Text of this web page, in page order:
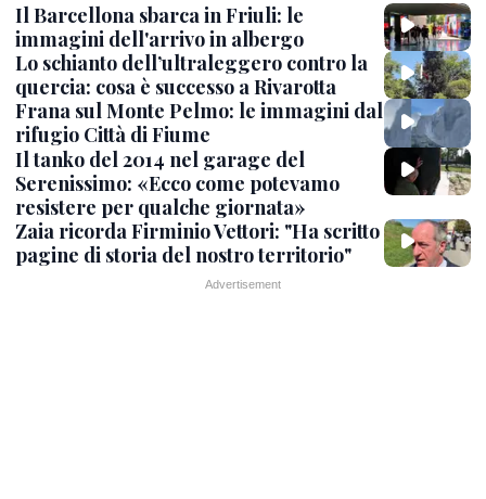
Il Barcellona sbarca in Friuli: le
immagini dell'arrivo in albergo
Lo schianto dell’ultraleggero contro la
quercia: cosa è successo a Rivarotta
Frana sul Monte Pelmo: le immagini dal
rifugio Città di Fiume
Il tanko del 2014 nel garage del
Serenissimo: «Ecco come potevamo
resistere per qualche giornata»
Zaia ricorda Firminio Vettori: "Ha scritto
pagine di storia del nostro territorio"